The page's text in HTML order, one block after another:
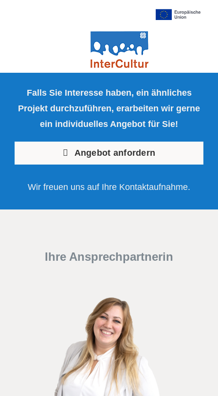
Falls Sie Interesse haben, ein ähnliches
Projekt durchzuführen, erarbeiten wir gerne
ein individuelles Angebot für Sie!
Angebot anfordern
Wir freuen uns auf Ihre Kontaktaufnahme.
Ihre Ansprechpartnerin